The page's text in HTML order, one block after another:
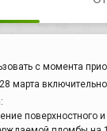
с момента
марта включительно.
поверхностного